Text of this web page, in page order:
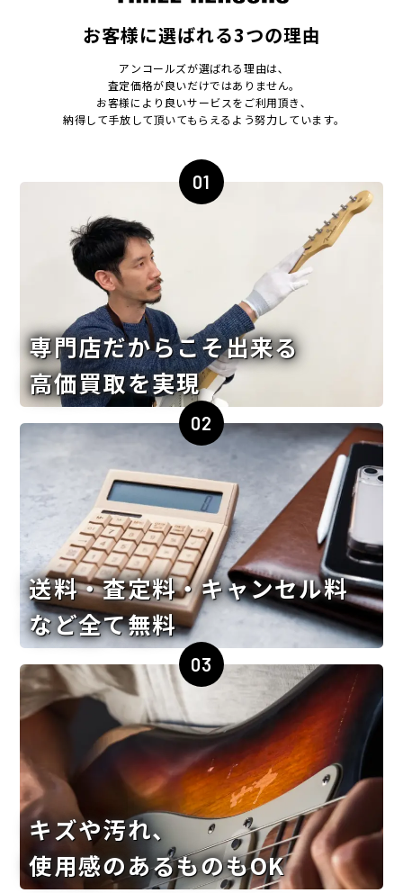
お客様に選ばれる3つの理由
アンコールズが選ばれる理由は､
査定価格が良いだけではありません｡
お客様により良いサービスをご利用頂き､
納得して手放して頂いてもらえるよう努力しています｡
01
専門店だからこそ出来る
高価買取を実現
02
送料・査定料・キャンセル料
など全て無料
03
キズや汚れ、
使用感のあるものもOK